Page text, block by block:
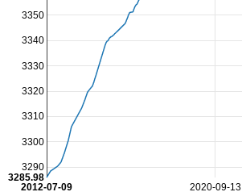
2020-09-13
2012-07-09
3290
3300
3310
3320
3330
3340
3350
3285.98